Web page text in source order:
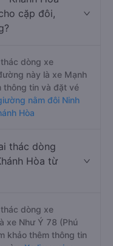
cặp đôi,
dòng xe
này là xe Mạnh
thông tin và đặt vé
nằm đôi Ninh
Hòa
thác dòng
Hòa từ
dòng xe
xe Như Ý 78 (Phú
khảo thêm thông tin